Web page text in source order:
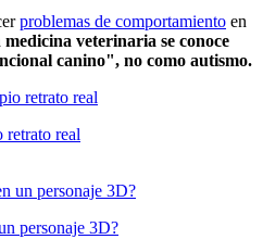
problemas de comportamiento en
medicina veterinaria se conoce
canino", no como autismo.
retrato real
personaje 3D?